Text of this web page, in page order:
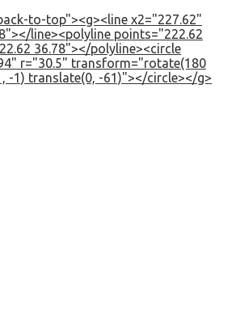
to-top"><g><line x2="227.62"
line><polyline points="222.62
36.78"></polyline><circle
r="30.5" transform="rotate(180
-1) translate(0, -61)"></circle></g>